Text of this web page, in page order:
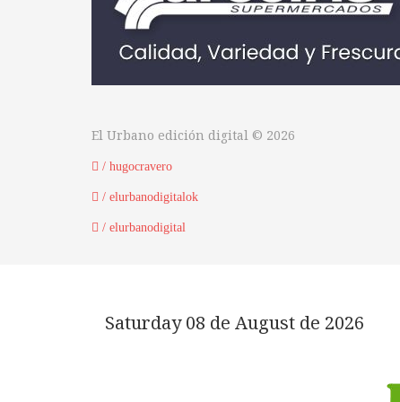
El Urbano edición digital © 2026
/ hugocravero
/ elurbanodigitalok
/ elurbanodigital
Saturday 08 de August de 2026